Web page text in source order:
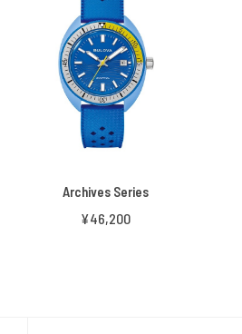
Archives Series
¥46,200